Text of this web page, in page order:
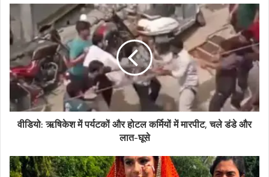
वीडियो: ऋषिकेश में पर्यटकों और होटल कर्मियों में मारपीट, चले डंडे और
लात-घूसे